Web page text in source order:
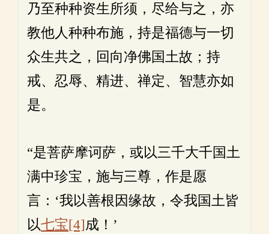
乃至种种资生所须，尽给与之，亦
教他人种种布施，持是福德与一切
众生共之，回向净佛国土故；持
戒、忍辱、精进、禅定、智慧亦如
是。
“是菩萨摩诃萨，或以三千大千国土
满中珍宝，施与三尊，作是愿
言：‘我以善根因缘故，令我国土皆
以七宝[4]成！’